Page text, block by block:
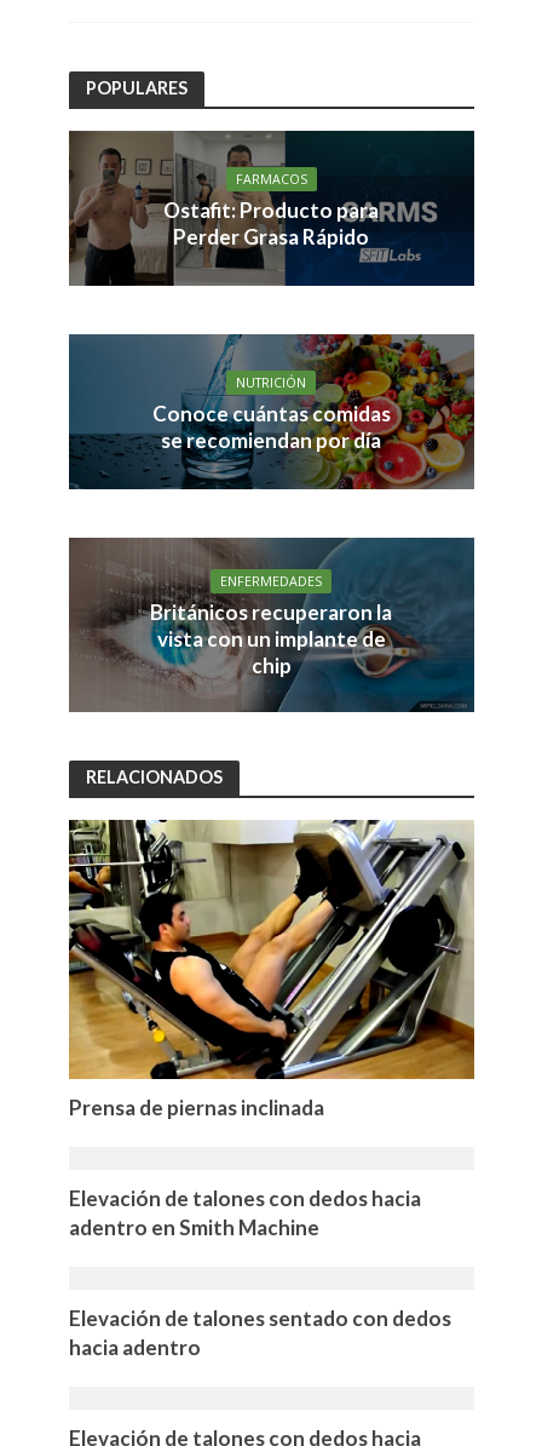
POPULARES
FARMACOS
Ostafit: Producto para
Perder Grasa Rápido
NUTRICIÓN
Conoce cuántas comidas
se recomiendan por día
ENFERMEDADES
Británicos recuperaron la
vista con un implante de
chip
RELACIONADOS
Prensa de piernas inclinada
Elevación de talones con dedos hacia
adentro en Smith Machine
Elevación de talones sentado con dedos
hacia adentro
Elevación de talones con dedos hacia